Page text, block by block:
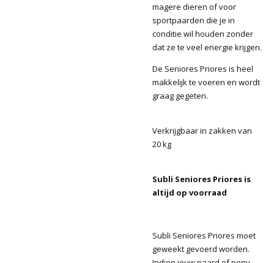
magere dieren of voor
sportpaarden die je in
conditie wil houden zonder
dat ze te veel energie krijgen.
De Seniores Priores is heel
makkelijk te voeren en wordt
graag gegeten.
Verkrijgbaar in zakken van
20 kg
Subli Seniores Priores is
altijd op voorraad
Subli Seniores Priores moet
geweekt gevoerd worden.